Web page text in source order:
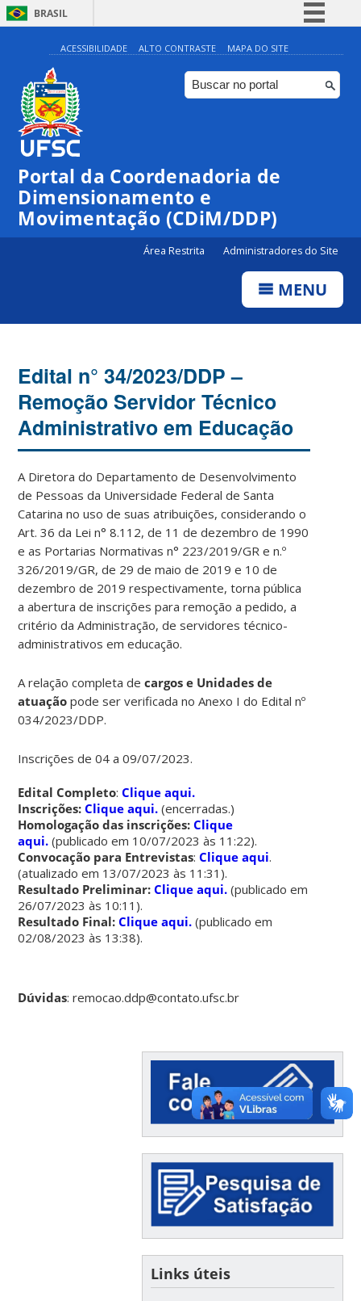
BRASIL
Simplifique!
Comunica BR
Participe
Canais
ACESSIBILIDADE ALTO CONTRASTE MAPA DO SITE
Portal da Coordenadoria de
Dimensionamento e
Movimentação (CDiM/DDP)
Área Restrita Administradores do Site
MENU
Edital n° 34/2023/DDP –
Remoção Servidor Técnico
Administrativo em Educação
A Diretora do Departamento de Desenvolvimento
de Pessoas da Universidade Federal de Santa
Catarina no uso de suas atribuições, considerando o
Art. 36 da Lei n° 8.112, de 11 de dezembro de 1990
e as Portarias Normativas n° 223/2019/GR e n.º
326/2019/GR, de 29 de maio de 2019 e 10 de
dezembro de 2019 respectivamente, torna pública
a abertura de inscrições para remoção a pedido, a
critério da Administração, de servidores técnico-
administrativos em educação.
A relação completa decargos e Unidades de
atuação pode ser verificada no Anexo I do Edital nº
034/2023/DDP.
Inscrições de 04 a 09/07/2023.
Edital Completo:Clique aqui.
Inscrições:Clique aqui. (encerradas.)
Homologação das inscrições:Clique
aqui. (publicado em 10/07/2023 às 11:22).
Convocação para Entrevistas:Clique aqui.
(atualizado em 13/07/2023 às 11:31).
Resultado Preliminar: Clique aqui. (publicado em
26/07/2023 às 10:11).
Resultado Final: Clique aqui. (publicado em
02/08/2023 às 13:38).
Dúvidas: remocao.ddp@contato.ufsc.br
Links úteis